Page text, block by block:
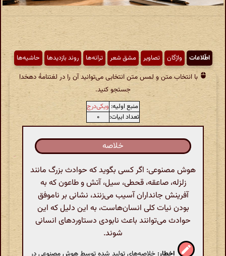
اطّلاعات واژگان تصاویر مشق شعر ترانه‌ها روند بازدیدها حاشیه‌ها
با انتخاب متن و لمس متن انتخابی می‌توانید آن را در لغتنامهٔ دهخدا
جستجو کنید.
منبع اولیه: ویکی‌درج
تعداد ابیات:
۰
خلاصه
هوش مصنوعی: اگر کسی بگوید که حوادث بزرگ مانند
زلزله، صاعقه، قحطی، سیل، آتش و طاعون که به
آفرینش جانداران آسیب می‌زنند، نشانی بر ناموفق
بودن نیات کلی انسان‌هاست، به این دلیل که این
حوادث می‌توانند باعث نابودی دستاوردهای انسانی
شوند.
اخطار: خلاصه‌های تولید شده توسط هوش مصنوعی در